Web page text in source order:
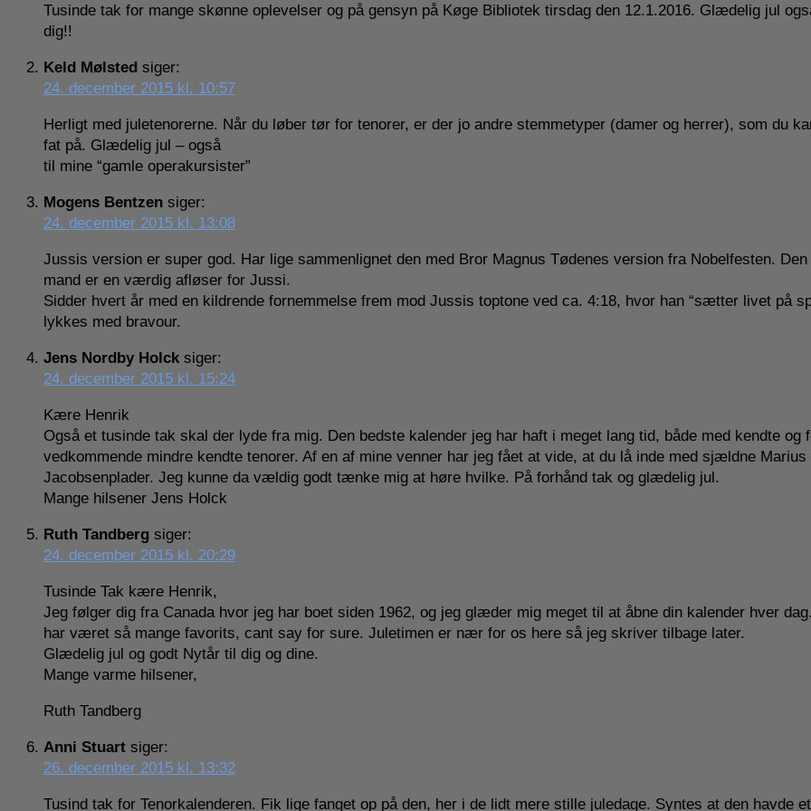
Tusinde tak for mange skønne oplevelser og på gensyn på Køge Bibliotek tirsdag den 12.1.2016. Glædelig jul
dig!!
Keld Mølsted siger:
24. december 2015 kl. 10:57
Herligt med juletenorerne. Når du løber tør for tenorer, er der jo andre stemmetyper (damer og herrer), som du
fat på. Glædelig jul – også
til mine “gamle operakursister”
Mogens Bentzen siger:
24. december 2015 kl. 13:08
Jussis version er super god. Har lige sammenlignet den med Bror Magnus Tødenes version fra Nobelfesten. Den
mand er en værdig afløser for Jussi.
Sidder hvert år med en kildrende fornemmelse frem mod Jussis toptone ved ca. 4:18, hvor han “sætter livet på
lykkes med bravour.
Jens Nordby Holck siger:
24. december 2015 kl. 15:24
Kære Henrik
Også et tusinde tak skal der lyde fra mig. Den bedste kalender jeg har haft i meget lang tid, både med kendte og
vedkommende mindre kendte tenorer. Af en af mine venner har jeg fået at vide, at du lå inde med sjældne Marius
Jacobsenplader. Jeg kunne da vældig godt tænke mig at høre hvilke. På forhånd tak og glædelig jul.
Mange hilsener Jens Holck
Ruth Tandberg siger:
24. december 2015 kl. 20:29
Tusinde Tak kære Henrik,
Jeg følger dig fra Canada hvor jeg har boet siden 1962, og jeg glæder mig meget til at åbne din kalender hver
har været så mange favorits, cant say for sure. Juletimen er nær for os here så jeg skriver tilbage later.
Glædelig jul og godt Nytår til dig og dine.
Mange varme hilsener,
Ruth Tandberg
Anni Stuart siger:
26. december 2015 kl. 13:32
Tusind tak for Tenorkalenderen. Fik lige fanget op på den, her i de lidt mere stille juledage. Syntes at den havde